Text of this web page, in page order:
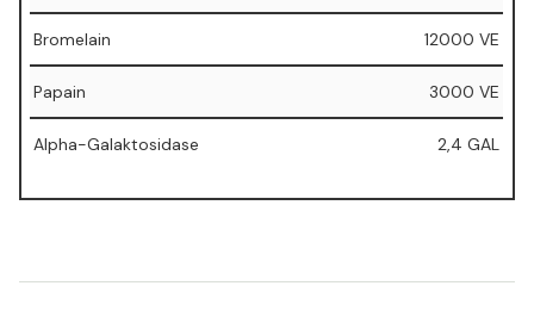
Bromelain 12000 VE
Papain 3000 VE
Alpha-Galaktosidase 2,4 GAL